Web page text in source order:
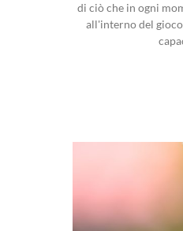
di ciò che in ogni
all'interno del